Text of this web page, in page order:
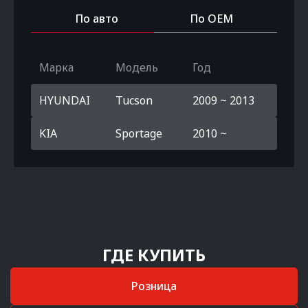
По авто По OEM
Марка Модель Год
HYUNDAI Tucson 2009 ~ 2013
KIA Sportage 2010 ~
ГДЕ КУПИТЬ
Розница